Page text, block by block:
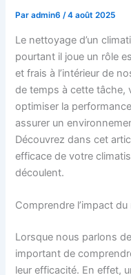
Paradmin6/4 août 2025
Le nettoyage d’un
pourtant il joue un rôle
et frais à l’intérieur de
de temps à cette tâche,
optimiser la
assurer un
Découvrez dans cet
efficace de votre
découlent.
Comprendre l’impact
Lorsque nous parlons
important de
leur efficacité. En effet,